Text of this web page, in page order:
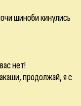
шиноби кинулись
нет!
продолжай, я с